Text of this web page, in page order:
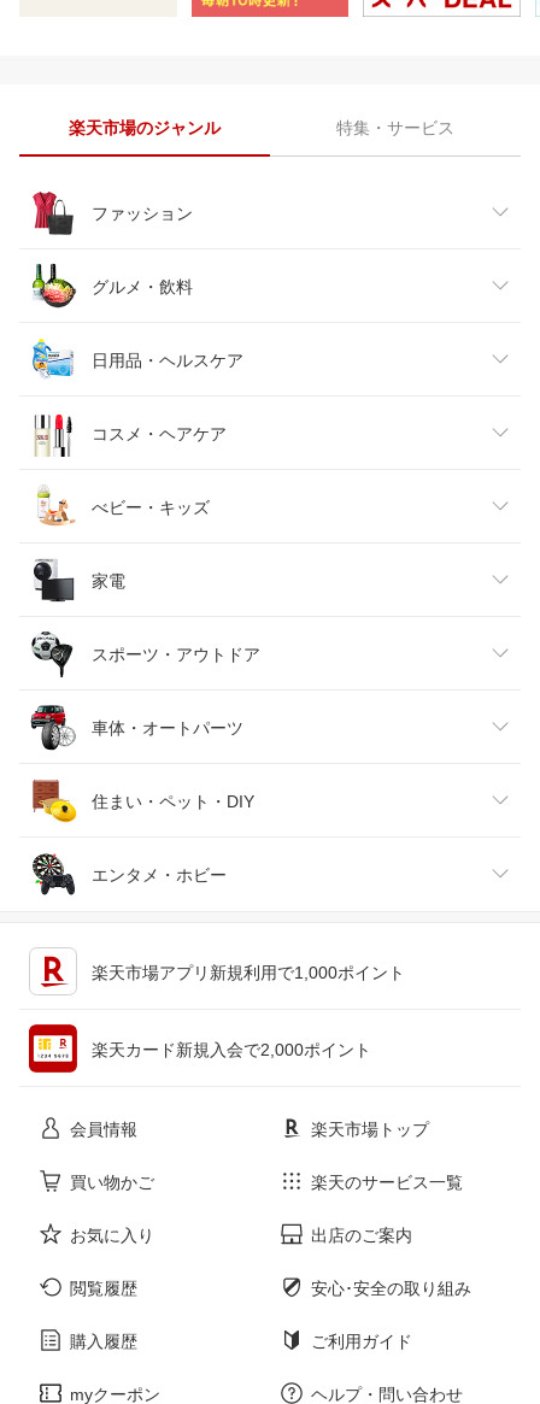
楽天市場のジャンル 特集・サービス
ファッション
レディースファッション
メンズファッション
キッズファッション
ベビーファッション
インナー・下着・ナイトウェア
バッグ・小物・ブランド雑貨
靴
腕時計
ジュエリー・アクセサリー
グルメ・飲料
食品
スイーツ・お菓子
水・ソフトドリンク
ビール・洋酒
ワイン
日本酒・焼酎
日用品・ヘルスケア
日用品雑貨・文房具・手芸
ダイエット・健康
医薬品・コンタクト・介護
コスメ・ヘアケア
美容・コスメ・香水
べビー・キッズ
キッズ・ベビー・マタニティ
おもちゃ
家電
家電
TV・オーディオ・カメラ
スマートフォン・タブレット
パソコン・周辺機器
スポーツ・アウトドア
スポーツ・アウトドア
ゴルフ
車体・オートパーツ
車用品・バイク用品
車・バイク
住まい・ペット・DIY
インテリア・寝具・収納
エンタメ・ホビー
本・雑誌・コミック
楽天市場アプリ新規利用で1,000ポイント
楽天カード新規入会で2,000ポイント
会員情報 楽天市場トップ
買い物かご 楽天のサービス一覧
お気に入り 出店のご案内
閲覧履歴 安心･安全の取り組み
購入履歴 ご利用ガイド
myクーポン ヘルプ・問い合わせ